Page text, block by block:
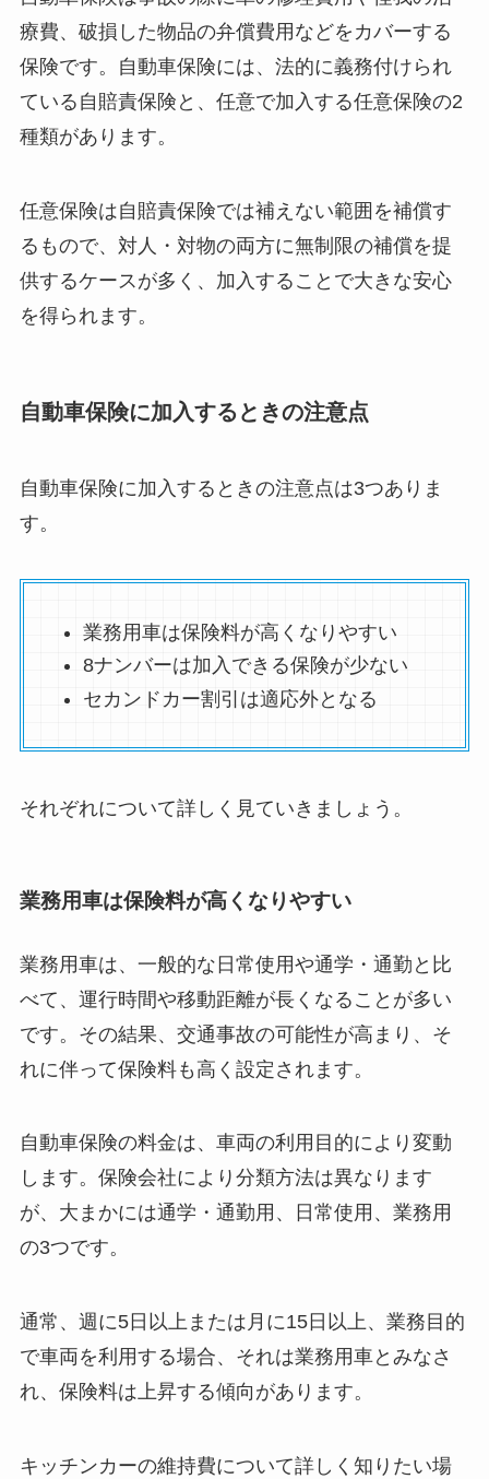
療費、破損した物品の弁償費用などをカバーする
保険です。自動車保険には、法的に義務付けられ
ている自賠責保険と、任意で加入する任意保険の2
種類があります。
任意保険は自賠責保険では補えない範囲を補償す
るもので、対人・対物の両方に無制限の補償を提
供するケースが多く、加入することで大きな安心
を得られます。
自動車保険に加入するときの注意点
自動車保険に加入するときの注意点は3つありま
す。
業務用車は保険料が高くなりやすい
8ナンバーは加入できる保険が少ない
セカンドカー割引は適応外となる
それぞれについて詳しく見ていきましょう。
業務用車は保険料が高くなりやすい
業務用車は、一般的な日常使用や通学・通勤と比
べて、運行時間や移動距離が長くなることが多い
です。その結果、交通事故の可能性が高まり、そ
れに伴って保険料も高く設定されます。
自動車保険の料金は、車両の利用目的により変動
します。保険会社により分類方法は異なります
が、大まかには通学・通勤用、日常使用、業務用
の3つです。
通常、週に5日以上または月に15日以上、業務目的
で車両を利用する場合、それは業務用車とみなさ
れ、保険料は上昇する傾向があります。
キッチンカーの維持費について詳しく知りたい場